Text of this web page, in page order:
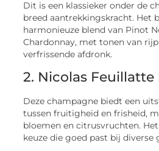
Dit is een klassieker onder de
breed aantrekkingskracht. Het
harmonieuze blend van Pinot
Chardonnay, met tonen van
verfrissende afdronk.
2. Nicolas Feuillatte
Deze champagne biedt een
tussen fruitigheid en frisheid,
bloemen en citrusvruchten.
keuze die goed past bij diverse